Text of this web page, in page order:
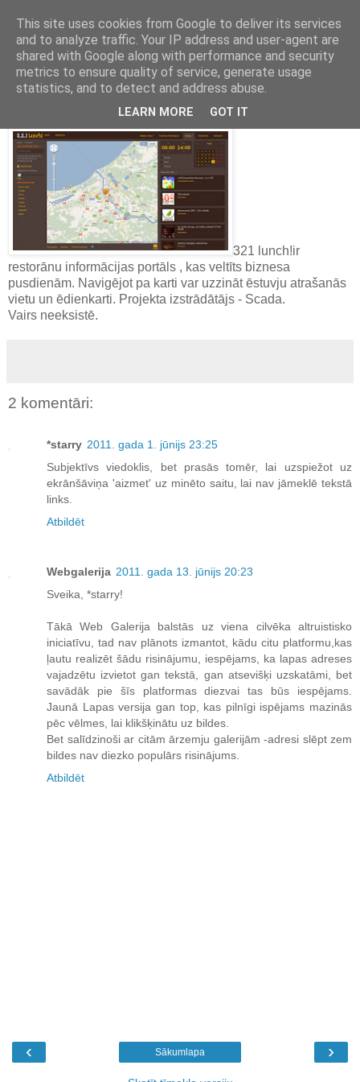
Latvijas labākās mājas lapas
2011. gada 30. maijs
321 lunch!
321 lunch!ir
restorānu informācijas portāls , kas veltīts biznesa
pusdienām. Navigējot pa karti var uzzināt ēstuvju atrašanās
vietu un ēdienkarti. Projekta izstrādātājs - Scada.
Vairs neeksistē.
2 komentāri:
*starry 2011. gada 1. jūnijs 23:25
Subjektīvs viedoklis, bet prasās tomēr, lai uzspiežot uz
ekrānšāviņa 'aizmet' uz minēto saitu, lai nav jāmeklē tekstā
links.
Atbildēt
Webgalerija 2011. gada 13. jūnijs 20:23
Sveika, *starry!
Tākā Web Galerija balstās uz viena cilvēka altruistisko
iniciatīvu, tad nav plānots izmantot, kādu citu platformu,kas
ļautu realizēt šādu risinājumu, iespējams, ka lapas adreses
vajadzētu izvietot gan tekstā, gan atsevišķi uzskatāmi, bet
savādāk pie šīs platformas diezvai tas būs iespējams.
Jaunā Lapas versija gan top, kas pilnīgi ispējams mazinās
pēc vēlmes, lai klikšķinātu uz bildes.
Bet salīdzinoši ar citām ārzemju galerijām -adresi slēpt zem
bildes nav diezko populārs risinājums.
Atbildēt
‹ ›
Sākumlapa
This site uses cookies from Google to deliver its services
and to analyze traffic. Your IP address and user-agent are
shared with Google along with performance and security
metrics to ensure quality of service, generate usage
statistics, and to detect and address abuse.
LEARN MORE GOT IT